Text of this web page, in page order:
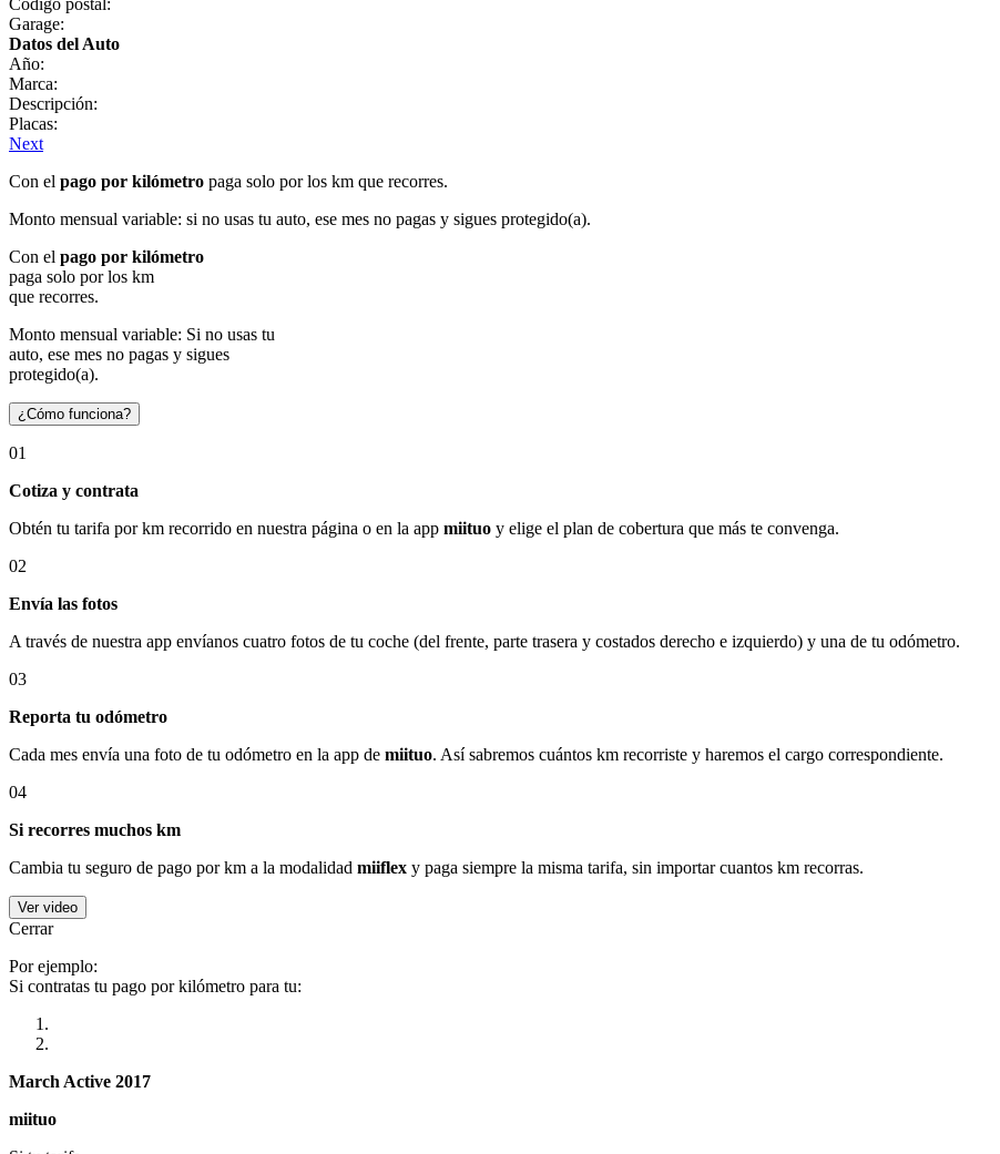
Garage:
Datos del Auto
Año:
Marca:
Descripción:
Placas:
Next
Con el pago por kilómetro paga solo por los km que recorres.
Monto mensual variable: si no usas tu auto, ese mes no pagas y sigues protegido(a).
Con el pago por kilómetro
paga solo por los km
que recorres.
Monto mensual variable: Si no usas tu
auto, ese mes no pagas y sigues
protegido(a).
¿Cómo funciona?
01
Cotiza y contrata
Obtén tu tarifa por km recorrido en nuestra página o en la app miituo y elige el plan de cobertura que más te convenga.
02
Envía las fotos
A través de nuestra app envíanos cuatro fotos de tu coche (del frente, parte trasera y costados derecho e izquierdo) y una de tu odómetro.
03
Reporta tu odómetro
Cada mes envía una foto de tu odómetro en la app de miituo. Así sabremos cuántos km recorriste y haremos el cargo correspondiente.
04
Si recorres muchos km
Cambia tu seguro de pago por km a la modalidad miiflex y paga siempre la misma tarifa, sin importar cuantos km recorras.
Ver video
Cerrar
Por ejemplo:
Si contratas tu pago por kilómetro para tu:
March Active 2017
miituo